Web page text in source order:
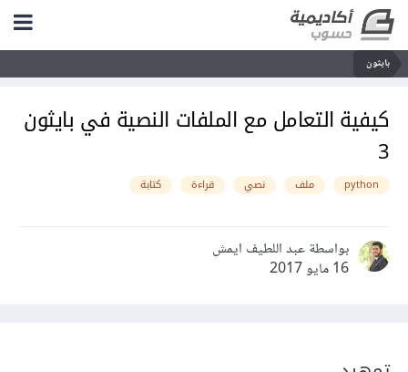
بايثون
كيفية التعامل مع الملفات النصية في بايثون
3
python ملف نصي قراءة كتابة
بواسطة عبد اللطيف ايمش
16 مايو 2017